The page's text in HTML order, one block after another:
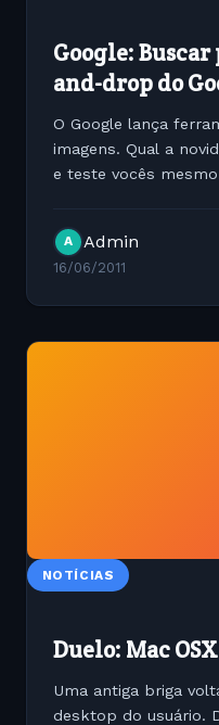
Google:
and-drop do
O Google lança
imagens. Qual a
e teste vocês
pra você sentir...
A Admin
16/06/2011
NOTÍCIAS
Duelo: Mac
Uma antiga briga
desktop do usuário.